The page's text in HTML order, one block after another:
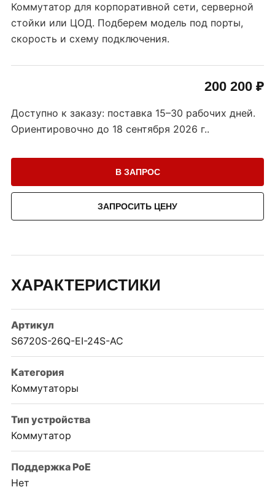
Коммутатор для корпоративной сети, серверной
стойки или ЦОД. Подберем модель под порты,
скорость и схему подключения.
200 200 ₽
Доступно к заказу: поставка 15–30 рабочих дней.
Ориентировочно до 18 сентября 2026 г..
В ЗАПРОС
ЗАПРОСИТЬ ЦЕНУ
ХАРАКТЕРИСТИКИ
Артикул
S6720S-26Q-EI-24S-AC
Категория
Коммутаторы
Тип устройства
Коммутатор
Поддержка PoE
Нет